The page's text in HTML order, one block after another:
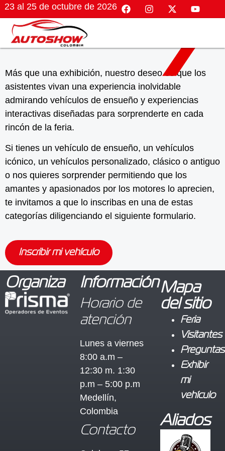
23 al 25 de octubre de 2026
Más que una exhibición, nuestro deseo es que los
asistentes vivan una experiencia inolvidable
admirando vehículos de ensueño y experiencias
interactivas diseñadas para sorprenderte en cada
rincón de la feria.
Si tienes un vehículo de ensueño, un vehículos
icónico, un vehículos personalizado, clásico o antiguo
o nos quieres sorprender permitiendo que los
amantes y apasionados por los motores lo aprecien,
te invitamos a que lo inscribas en una de estas
categorías diligenciando el siguiente formulario.
Inscribir mi vehículo
Mapa
del sitio
Feria
Visitantes
Preguntas
Exhibir
mi
vehículo
Aliados
Información
Horario de
atención
Lunes a viernes
8:00 a.m –
12:30 m. 1:30
p.m – 5:00 p.m
Medellín,
Colombia
Contacto
Organiza